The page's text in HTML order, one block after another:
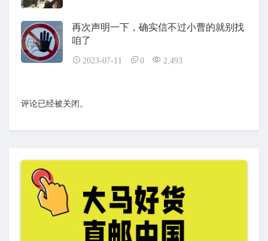
再次声明一下，确实信不过小曹的就别找
咱了
2023-07-11 0 2,493
评论已经被关闭。